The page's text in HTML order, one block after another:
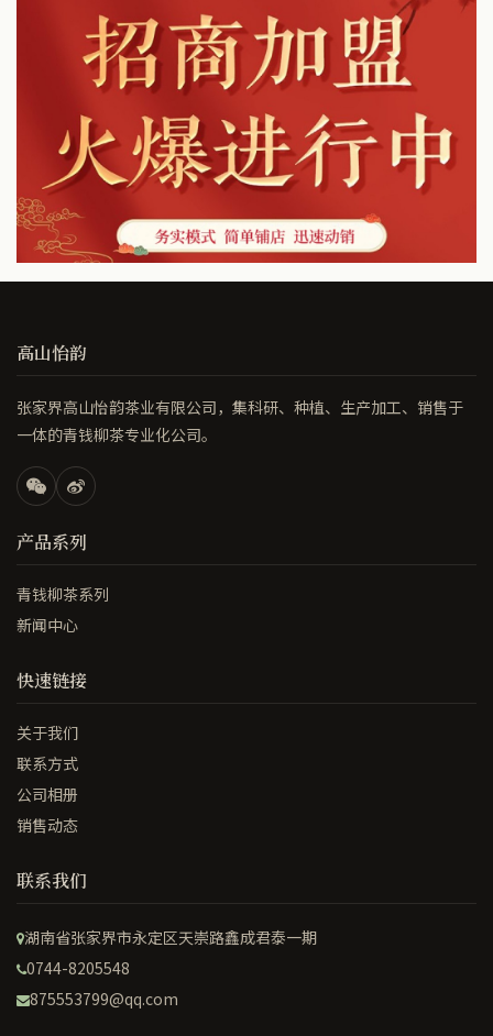
高山怡韵
张家界高山怡韵茶业有限公司，集科研、种植、生产加工、销售于
一体的青钱柳茶专业化公司。
产品系列
青钱柳茶系列
新闻中心
快速链接
关于我们
联系方式
公司相册
销售动态
联系我们
湖南省张家界市永定区天崇路鑫成君泰一期
0744-8205548
875553799@qq.com